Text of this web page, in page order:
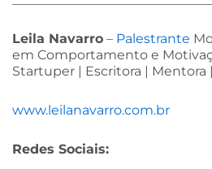
Leila Navarro – Palestrante
em Comportamento e
Startuper | Escritora | Mentora
www.leilanavarro.com.br
Redes Sociais: